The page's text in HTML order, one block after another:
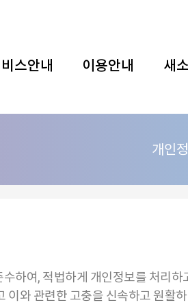
스안내 이용안내 새
개인
하여, 적법하게 개인정보를 처리하
이와 관련한 고충을 신속하고 원활